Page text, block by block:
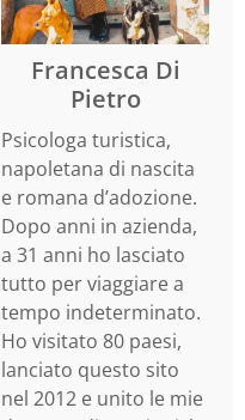
Francesca Di
Pietro
Psicologa turistica,
napoletana di nascita
e romana d’adozione.
Dopo anni in azienda,
a 31 anni ho lasciato
tutto per viaggiare a
tempo indeterminato.
Ho visitato 80 paesi,
lanciato questo sito
nel 2012 e unito le mie